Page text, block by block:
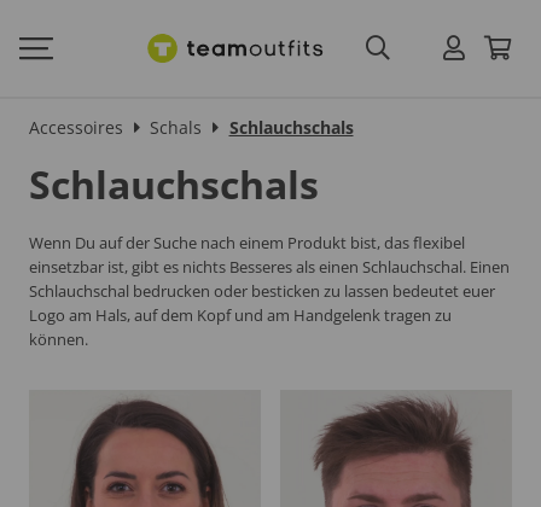
Accessoires Schals Schlauchschals
Schlauchschals
Wenn Du auf der Suche nach einem Produkt bist, das flexibel
einsetzbar ist, gibt es nichts Besseres als einen Schlauchschal. Einen
Schlauchschal bedrucken oder besticken zu lassen bedeutet euer
Logo am Hals, auf dem Kopf und am Handgelenk tragen zu
können.